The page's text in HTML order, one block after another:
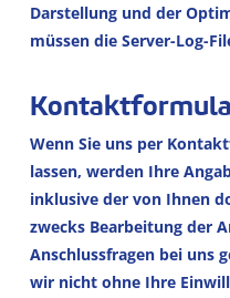
Darstellung und der
müssen die Server-Log-
Wenn Sie uns per
lassen, werden Ihre
inklusive der von Ihnen
zwecks Bearbeitung der
Anschlussfragen bei uns
wir nicht ohne Ihre